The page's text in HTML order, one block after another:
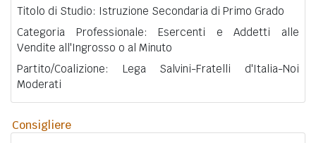
Titolo di Studio: Istruzione Secondaria di Primo Grado
Categoria Professionale: Esercenti e Addetti alle
Vendite all'Ingrosso o al Minuto
Partito/Coalizione: Lega Salvini-Fratelli d'Italia-Noi
Moderati
Consigliere